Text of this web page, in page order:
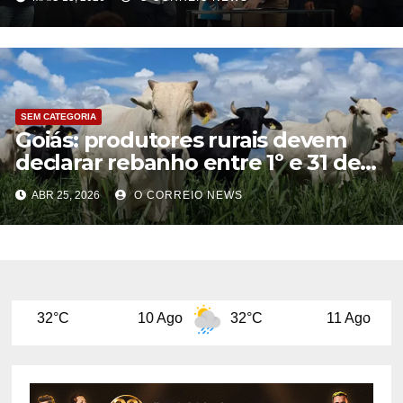
para obras de saneamento
SEM CATEGORIA
Goiás: produtores rurais devem
declarar rebanho entre 1º e 31 de
maio
ABR 25, 2026 O CORREIO NEWS
10 Ago 32°C 11 Ago 29°C